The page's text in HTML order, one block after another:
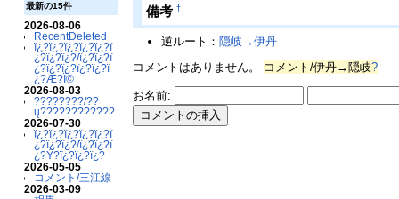
最新の15件
2026-08-06
RecentDeleted
ï¿?ï¿?ï¿?ï¿?ï¿?ï
¿?ï¿?ï¿?/ï¿?ï¿?ï
¿?ï¿?ï¿?ï¿?ï¿?ï
¿?Æ?Ï©
2026-08-03
????????/??
ų????????????
2026-07-30
ï¿?ï¿?ï¿?ï¿?ï¿?ï
¿?ï¿?ï¿?/ï¿?ï¿?ï
¿?Ý?ï¿?ï¿?ï¿?
2026-05-05
コメント/三江線
2026-03-09
備考 †
逆ルート： 隠岐→伊丹
コメントはありません。
コメント/伊丹→隠岐?
お名前: